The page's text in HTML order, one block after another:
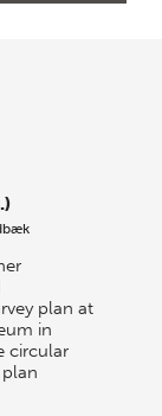
plan at
in
circular